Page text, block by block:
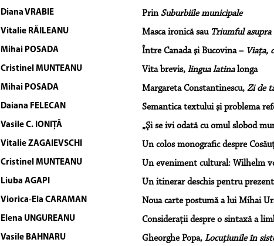
Diana VRABIE Prin Suburbiile municipale
Vitalie RĂILEANU Masca ironică sau Triumful
Mihai POSADA Între Canada şi Bucovina – Viaţa,
Cristinel MUNTEANU Vita brevis, lingua latinalonga
Mihai POSADA Margareta Constantinescu, Zi de
Daiana FELECAN Semantica textului şi problema
Vasile C. IONIŢĂ „Şi se ivi odată cu omul slobod
Vitalie ZAGAIEVSCHI Un colos monografic despre
Cristinel MUNTEANU Un eveniment cultural: Wilhelm
Liuba AGAPI Un itinerar deschis pentru
Viorica-Ela CARAMAN Noua carte postumă a lui Mihai
Elena UNGUREANU Consideraţii despre o sintaxă a
Vasile BAHNARU Gheorghe Popa, Locuţiunile în